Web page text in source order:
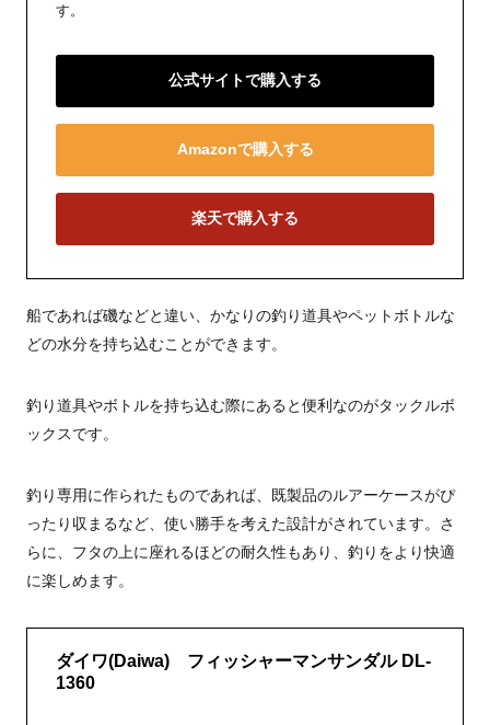
す。
公式サイトで購入する
Amazonで購入する
楽天で購入する
船であれば磯などと違い、かなりの釣り道具やペットボトルな
どの水分を持ち込むことができます。
釣り道具やボトルを持ち込む際にあると便利なのがタックルボ
ックスです。
釣り専用に作られたものであれば、既製品のルアーケースがぴ
ったり収まるなど、使い勝手を考えた設計がされています。さ
らに、フタの上に座れるほどの耐久性もあり、釣りをより快適
に楽しめます。
ダイワ(Daiwa) フィッシャーマンサンダル DL-
1360